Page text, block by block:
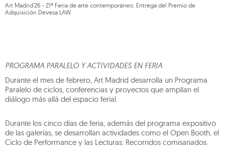
Art Madrid'26 - 21ª Feria de arte contemporáneo. Entrega del Premio de
Adquisición Devesa LAW.
PROGRAMA PARALELO Y ACTIVIDADES EN FERIA
Durante el mes de febrero, Art Madrid desarrolla un Programa
Paralelo de ciclos, conferencias y proyectos que amplían el
diálogo más allá del espacio ferial.
Durante los cinco días de feria, además del programa expositivo
de las galerías, se desarrollan actividades como el Open Booth, el
Ciclo de Performance y las Lecturas: Recorridos comisariados.